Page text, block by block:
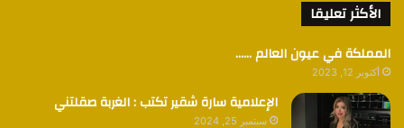
الأكثر تعليقا
المملكة في عيون العالم ……
أكتوبر 12, 2023
الإعلامية سارة شقير تكتب : الغربة صقلتني
سبتمبر 25, 2024